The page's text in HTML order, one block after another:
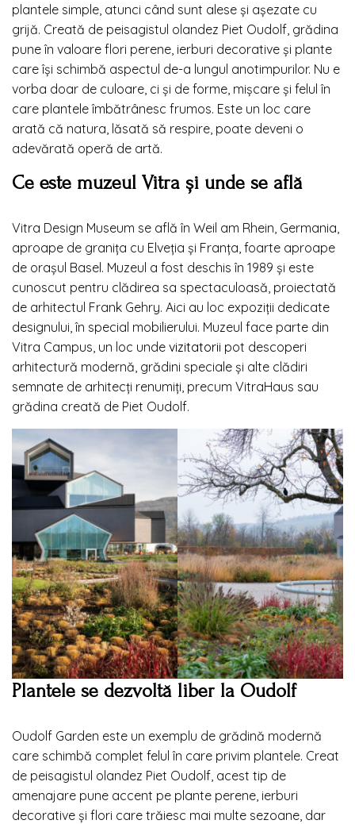
plantele simple, atunci când sunt alese și așezate cu
grijă. Creată de peisagistul olandez Piet Oudolf, grădina
pune în valoare flori perene, ierburi decorative și plante
care își schimbă aspectul de-a lungul anotimpurilor. Nu e
vorba doar de culoare, ci și de forme, mișcare și felul în
care plantele îmbătrânesc frumos. Este un loc care
arată că natura, lăsată să respire, poate deveni o
adevărată operă de artă.
Ce este muzeul Vitra și unde se află
Vitra Design Museum se află în Weil am Rhein, Germania,
aproape de granița cu Elveția și Franța, foarte aproape
de orașul Basel. Muzeul a fost deschis în 1989 și este
cunoscut pentru clădirea sa spectaculoasă, proiectată
de arhitectul Frank Gehry. Aici au loc expoziții dedicate
designului, în special mobilierului. Muzeul face parte din
Vitra Campus, un loc unde vizitatorii pot descoperi
arhitectură modernă, grădini speciale și alte clădiri
semnate de arhitecți renumiți, precum VitraHaus sau
grădina creată de Piet Oudolf.
Plantele se dezvoltă liber la Oudolf
Oudolf Garden este un exemplu de grădină modernă
care schimbă complet felul în care privim plantele. Creat
de peisagistul olandez Piet Oudolf, acest tip de
amenajare pune accent pe plante perene, ierburi
decorative și flori care trăiesc mai multe sezoane, dar